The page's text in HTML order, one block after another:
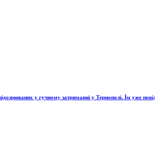
у гучному затриманні у Тернополі. Їм уже